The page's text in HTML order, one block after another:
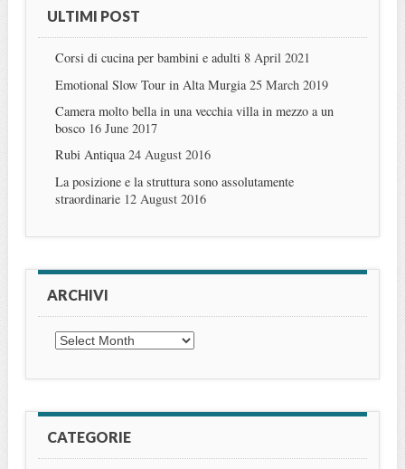
ULTIMI POST
Corsi di cucina per bambini e adulti 8 April 2021
Emotional Slow Tour in Alta Murgia 25 March 2019
Camera molto bella in una vecchia villa in mezzo a un
bosco 16 June 2017
Rubi Antiqua24 August 2016
La posizione e la struttura sono assolutamente
straordinarie 12 August 2016
ARCHIVI
Archivi
CATEGORIE